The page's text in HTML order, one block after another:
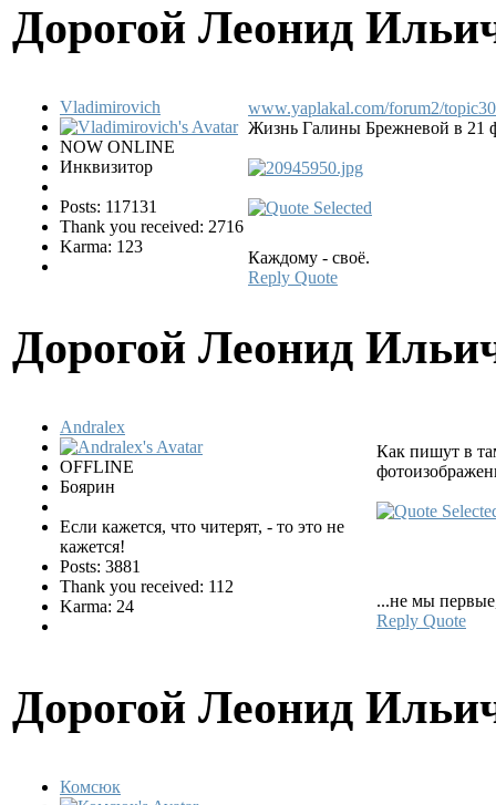
Дорогой Леонид
Vladimirovich
NOW ONLINE
Инквизитор
Posts: 117131
Thank you received: 2716
Karma: 123
www.yaplakal.com/forum2/
Жизнь Галины Брежневой в 21
Каждому - своё.
Reply Quote
Дорогой Леонид
Andralex
OFFLINE
Боярин
Если кажется, что читерят, - то это не
кажется!
Posts: 3881
Thank you received: 112
Karma: 24
Как пишут в
...не мы
Reply Quote
Дорогой Леонид
Комсюк